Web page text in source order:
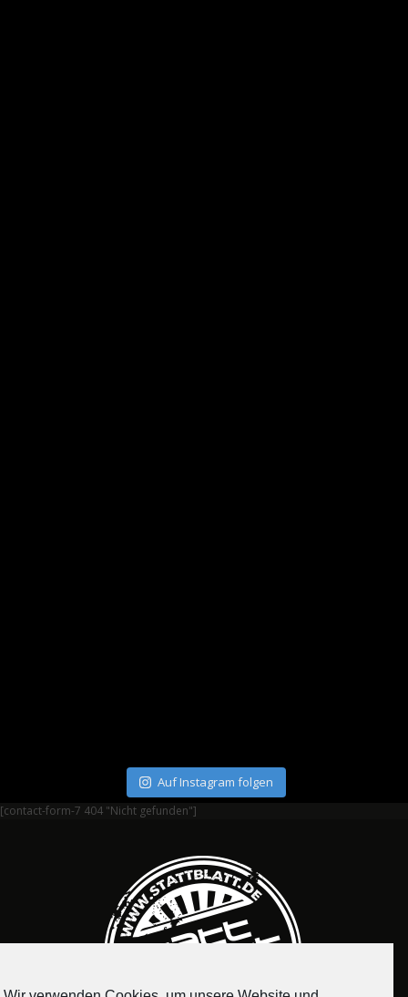
Auf Instagram folgen
[contact-form-7 404 "Nicht gefunden"]